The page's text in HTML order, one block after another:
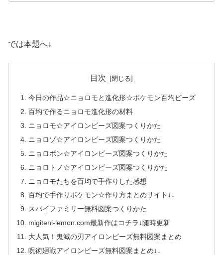
では本題へ↓
目次
今日の作品☆ニョロモと進化形☆ポケモン百均ビーズ
百均で作るニョロモ進化形の材料
ニョロモ☆アイロンビーズ図案つくりかた
ニョロゾ☆アイロンビーズ図案つくりかた
ニョロボン☆アイロンビーズ図案つくりかた
ニョロトノ☆アイロンビーズ図案つくりかた
ニョロモたちを百均で手作りした感想
百均で手作りポケモン☆作り方まとめサイト↓↓
スパイファミリー無料図案つくりかた
migiteni-lemon.com最新作はコチラ↓随時更新
大人気！鬼滅の刃アイロンビーズ無料図案まとめ
呪術廻戦アイロンビーズ無料図案まとめ↓↓